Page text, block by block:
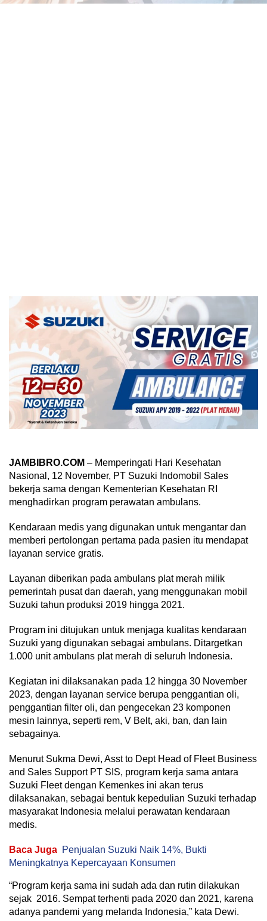
JAMBIBRO.COM – Memperingati Hari Kesehatan
Nasional, 12 November, PT Suzuki Indomobil Sales
bekerja sama dengan Kementerian Kesehatan RI
menghadirkan program perawatan ambulans.
Kendaraan medis yang digunakan untuk mengantar dan
memberi pertolongan pertama pada pasien itu mendapat
layanan service gratis.
Layanan diberikan pada ambulans plat merah milik
pemerintah pusat dan daerah, yang menggunakan mobil
Suzuki tahun produksi 2019 hingga 2021.
Program ini ditujukan untuk menjaga kualitas kendaraan
Suzuki yang digunakan sebagai ambulans. Ditargetkan
1.000 unit ambulans plat merah di seluruh Indonesia.
Kegiatan ini dilaksanakan pada 12 hingga 30 November
2023, dengan layanan service berupa penggantian oli,
penggantian filter oli, dan pengecekan 23 komponen
mesin lainnya, seperti rem, V Belt, aki, ban, dan lain
sebagainya.
Menurut Sukma Dewi, Asst to Dept Head of Fleet Business
and Sales Support PT SIS, program kerja sama antara
Suzuki Fleet dengan Kemenkes ini akan terus
dilaksanakan, sebagai bentuk kepedulian Suzuki terhadap
masyarakat Indonesia melalui perawatan kendaraan
medis.
Baca Juga Penjualan Suzuki Naik 14%, Bukti
Meningkatnya Kepercayaan Konsumen
“Program kerja sama ini sudah ada dan rutin dilakukan
sejak 2016. Sempat terhenti pada 2020 dan 2021, karena
adanya pandemi yang melanda Indonesia,” kata Dewi.